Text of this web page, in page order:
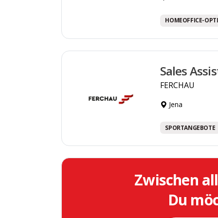
HOMEOFFICE-
Sales
FERCHAU
Jena
SPORTANGEBOTE
Zwischen
Du